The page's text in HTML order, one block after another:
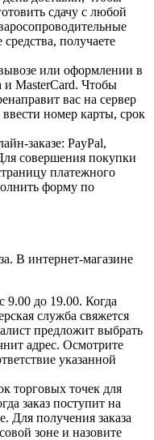
сдачу с любой
получаете
или оформлении в
и MasterCard. Чтобы
вас на сервер
номер карты, срок
заказе: PayPal,
совершения покупки
платежного
форму по
В интернет-магазине
9.00 до 19.00. Когда
служба свяжется
предложит выбрать
адрес. Осмотрите
указанной
торговых точек для
заказ поступит на
Для получения заказа
зоне и назовите